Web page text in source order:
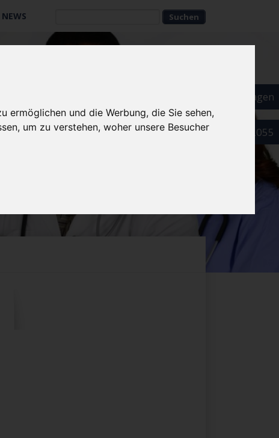
ermöglichen und die Werbung, die Sie sehen,
um zu verstehen, woher unsere Besucher
NEWS
Als Arzt eintragen
089 52032055